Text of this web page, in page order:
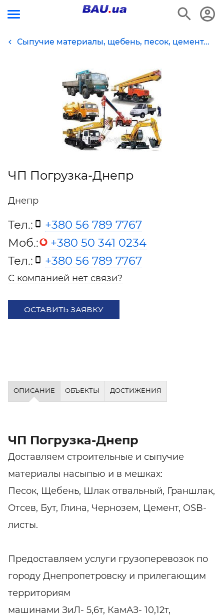
Сыпучие материалы, щебень, песок, цемент...
ЧП Погрузка-Днепр
Днепр
Тел.:
+380 56 789 7767
Моб.:
+380 50 341 0234
Тел.:
+380 56 789 7767
С компанией нет связи?
ОСТАВИТЬ ЗАЯВКУ
ОПИСАНИЕ ОБЪЕКТЫ ДОСТИЖЕНИЯ
ЧП Погрузка-Днепр
Доставляем строительные и сыпучие
материалы насыпью и в мешках:
Песок, Щебень, Шлак отвальный, Граншлак,
Отсев, Бут, Глина, Чернозем, Цемент, OSB-
листы.
Предоставляем услуги грузоперевозок по
городу Днепропетровску и прилегающим
территориям
машинами ЗиЛ- 5,6т, КамАЗ- 10,12т,